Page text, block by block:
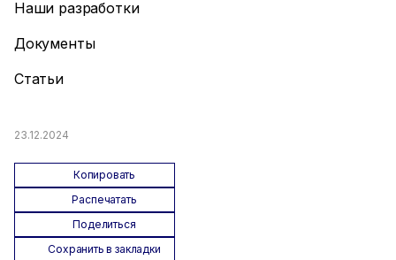
Наши разработки
Документы
Статьи
23.12.2024
Копировать
Распечатать
Поделиться
Сохранить в закладки